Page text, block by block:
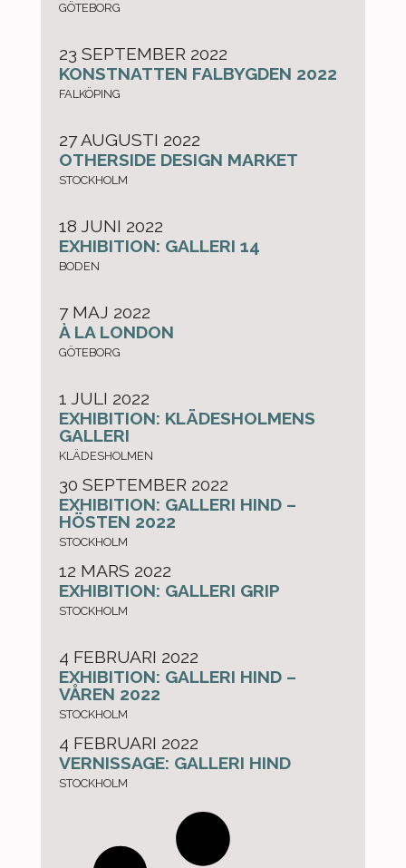
GÖTEBORG
23 SEPTEMBER 2022
KONSTNATTEN FALBYGDEN 2022
FALKÖPING
27 AUGUSTI 2022
OTHERSIDE DESIGN MARKET
STOCKHOLM
18 JUNI 2022
EXHIBITION: GALLERI 14
BODEN
7 MAJ 2022
À LA LONDON
GÖTEBORG
1 JULI 2022
EXHIBITION: KLÄDESHOLMENS
GALLERI
KLÄDESHOLMEN
30 SEPTEMBER 2022
EXHIBITION: GALLERI HIND –
HÖSTEN 2022
STOCKHOLM
12 MARS 2022
EXHIBITION: GALLERI GRIP
STOCKHOLM
4 FEBRUARI 2022
EXHIBITION: GALLERI HIND –
VÅREN 2022
STOCKHOLM
4 FEBRUARI 2022
VERNISSAGE: GALLERI HIND
STOCKHOLM